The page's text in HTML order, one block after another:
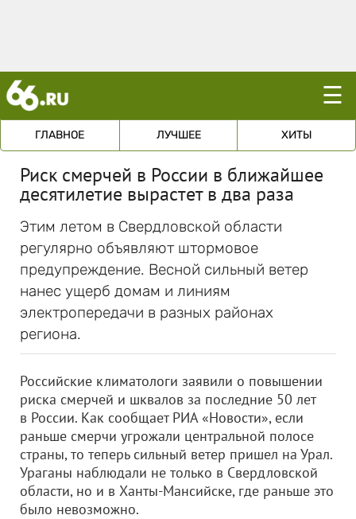
☰
ГЛАВНОЕ ЛУЧШЕЕ ХИТЫ
Риск смерчей в России в ближайшее
десятилетие вырастет в два раза
Этим летом в Свердловской области
регулярно объявляют штормовое
предупреждение. Весной сильный ветер
нанес ущерб домам и линиям
электропередачи в разных районах
региона.
Российские климатологи заявили о повышении
риска смерчей и шквалов за последние 50 лет
в России. Как сообщает РИА «Новости», если
раньше смерчи угрожали центральной полосе
страны, то теперь сильный ветер пришел на Урал.
Ураганы наблюдали не только в Свердловской
области, но и в Ханты-Мансийске, где раньше это
было невозможно.